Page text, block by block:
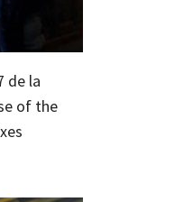
de la
of the